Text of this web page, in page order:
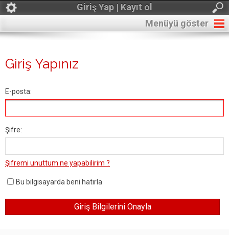
Giriş Yap | Kayıt ol
Menüyü göster
Giriş Yapınız
E-posta:
Şifre:
Şifremi unuttum ne yapabilirim ?
Bu bilgisayarda beni hatırla